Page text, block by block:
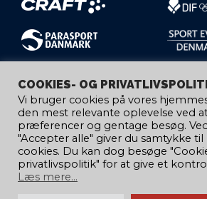
COOKIES- OG
Vi bruger cookies på vores
den mest relevante oplevelse ved
præferencer og gentage besøg.
"Accepter alle" giver du samtykke til
cookies. Du kan dog besøge
privatlivspolitik" for at give et
Læs mere...